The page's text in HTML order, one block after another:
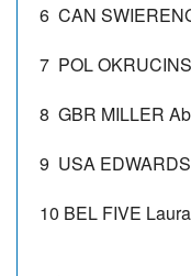
6 CAN
7 POL
8 GBR MILLER
9 USA
10 BEL FIVE